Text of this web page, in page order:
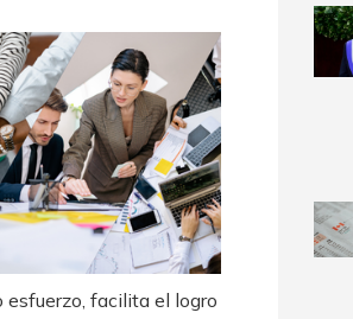
facilita el logro